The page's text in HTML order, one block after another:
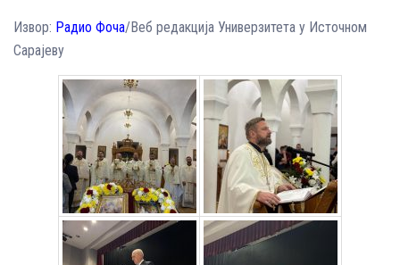
Извор: Радио Фоча/Веб редакција Универзитета у Источном
Сарајеву